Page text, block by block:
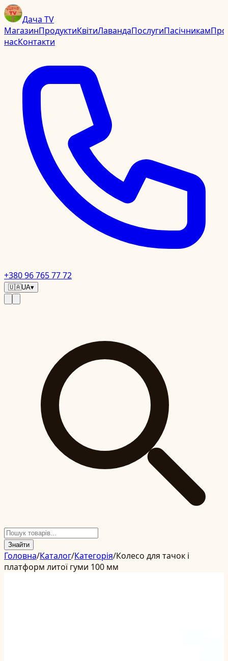
Дача TV
МагазинПродуктиКвітиЛавандаПослугиПасічникамПро
насКонтакти
+380 96 765 77 72
🇺🇦UA▾
Знайти
Головна/Каталог/Категорія/Колесо для тачок і
платформ литої гуми 100 мм